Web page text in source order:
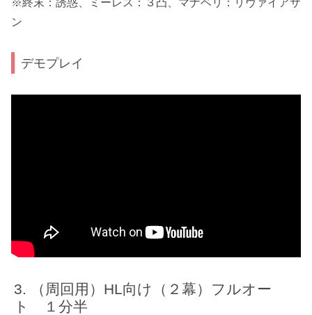
※終末：誘惑、ミーレス：３凸、マナベリ：リヴァイアサ
ン
デモプレイ
（周回用）HL向け（２幕）フルオー
ト １分半